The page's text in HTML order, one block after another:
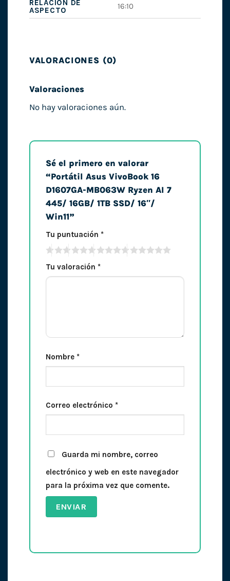
RELACIÓN DE
ASPECTO
16:10
VALORACIONES (0)
Valoraciones
No hay valoraciones aún.
Sé el primero en valorar
“Portátil Asus VivoBook 16
D1607GA-MB063W Ryzen AI 7
445/ 16GB/ 1TB SSD/ 16″/
Win11”
Tu puntuación *
Tu valoración *
Nombre *
Correo electrónico *
Guarda mi nombre, correo
electrónico y web en este navegador
para la próxima vez que comente.